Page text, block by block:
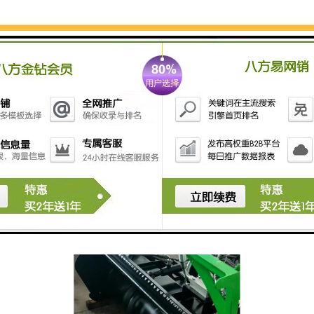
4. 土壤改良：粉碎后的木屑可以用于土壤改良，增加土
壤的有机质含量，提高土壤保水能力和肥力。
5. 能源利用：木屑可以作为生物质能源利用，用于发
电、供热等领域，减少对传统能源的依赖。
总的来说，灌木粉碎机主要是将灌木进行粉碎和处理，
使其变成有用的木屑，用于土壤改良和能源利用等方
面。